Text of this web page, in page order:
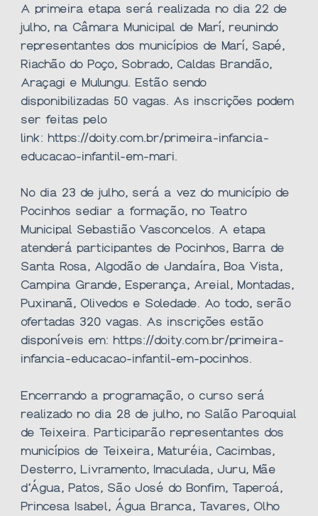
A primeira etapa será realizada no dia 22 de
julho, na Câmara Municipal de Marí, reunindo
representantes dos municípios de Marí, Sapé,
Riachão do Poço, Sobrado, Caldas Brandão,
Araçagi e Mulungu. Estão sendo
disponibilizadas 50 vagas. As inscrições podem
ser feitas pelo
link: https://doity.com.br/primeira-infancia-
educacao-infantil-em-mari.
No dia 23 de julho, será a vez do município de
Pocinhos sediar a formação, no Teatro
Municipal Sebastião Vasconcelos. A etapa
atenderá participantes de Pocinhos, Barra de
Santa Rosa, Algodão de Jandaíra, Boa Vista,
Campina Grande, Esperança, Areial, Montadas,
Puxinanã, Olivedos e Soledade. Ao todo, serão
ofertadas 320 vagas. As inscrições estão
disponíveis em: https://doity.com.br/primeira-
infancia-educacao-infantil-em-pocinhos.
Encerrando a programação, o curso será
realizado no dia 28 de julho, no Salão Paroquial
de Teixeira. Participarão representantes dos
municípios de Teixeira, Maturéia, Cacimbas,
Desterro, Livramento, Imaculada, Juru, Mãe
d’Água, Patos, São José do Bonfim, Taperoá,
Princesa Isabel, Água Branca, Tavares, Olho